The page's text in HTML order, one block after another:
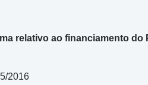
relativo ao financiamento do
2016